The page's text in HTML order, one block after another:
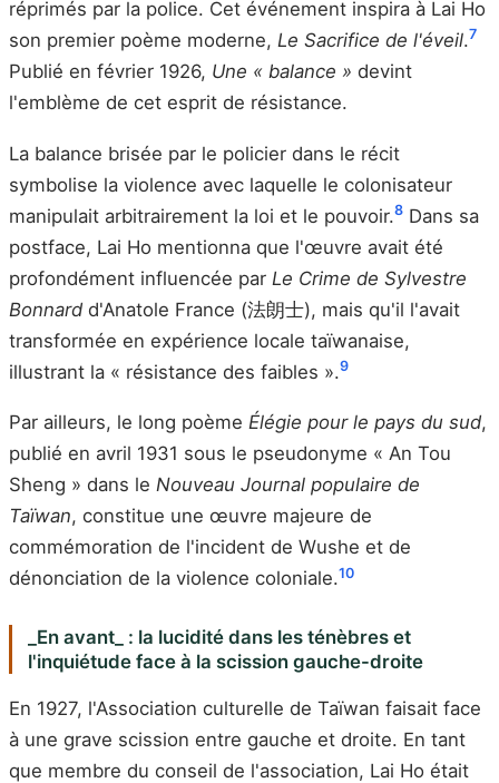
réprimés par la police. Cet événement inspira à Lai Ho
son premier poème moderne, Le Sacrifice de l'éveil.7
Publié en février 1926, Une « balance » devint
l'emblème de cet esprit de résistance.
La balance brisée par le policier dans le récit
symbolise la violence avec laquelle le colonisateur
manipulait arbitrairement la loi et le pouvoir.8 Dans sa
postface, Lai Ho mentionna que l'œuvre avait été
profondément influencée par Le Crime de Sylvestre
Bonnard d'Anatole France (法朗士), mais qu'il l'avait
transformée en expérience locale taïwanaise,
illustrant la « résistance des faibles ».9
Par ailleurs, le long poème Élégie pour le pays du sud,
publié en avril 1931 sous le pseudonyme « An Tou
Sheng » dans le Nouveau Journal populaire de
Taïwan, constitue une œuvre majeure de
commémoration de l'incident de Wushe et de
dénonciation de la violence coloniale.10
_En avant_ : la lucidité dans les ténèbres et
l'inquiétude face à la scission gauche-droite
En 1927, l'Association culturelle de Taïwan faisait face
à une grave scission entre gauche et droite. En tant
que membre du conseil de l'association, Lai Ho était